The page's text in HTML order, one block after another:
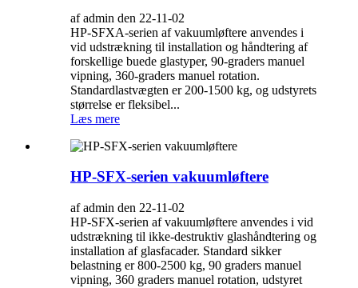
af admin den 22-11-02
HP-SFXA-serien af ​​vakuumløftere anvendes i
vid udstrækning til installation og håndtering af
forskellige buede glastyper, 90-graders manuel
vipning, 360-graders manuel rotation.
Standardlastvægten er 200-1500 kg, og udstyrets
størrelse er fleksibel...
Læs mere
HP-SFX-serien vakuumløftere
af admin den 22-11-02
HP-SFX-serien af ​​vakuumløftere anvendes i vid
udstrækning til ikke-destruktiv glashåndtering og
installation af glasfacader. Standard sikker
belastning er 800-2500 kg, 90 graders manuel
vipning, 360 graders manuel rotation, udstyret